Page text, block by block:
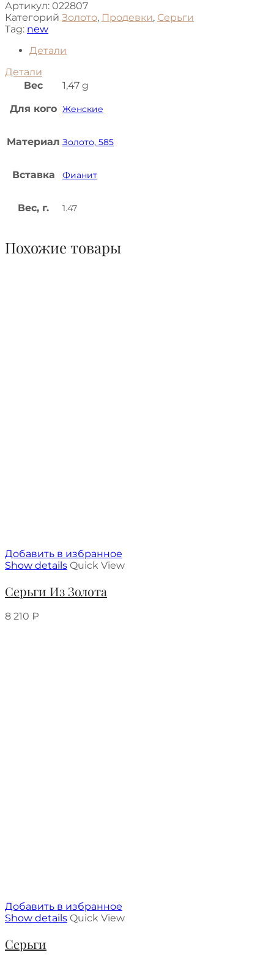
Артикул: 022807
Категорий Золото, Продевки, Серьги
Tag: new
Детали
Детали
Вес
1,47 g
Для кого Женские
Материал Золото, 585
Вставка Фианит
Вес, г. 1.47
Похожие товары
Добавить в избранное
Show details Quick View
Серьги Из Золота
8 210 ₽
Добавить в избранное
Show details Quick View
Серьги